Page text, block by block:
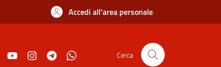
Accedi all'area personale
Cerca